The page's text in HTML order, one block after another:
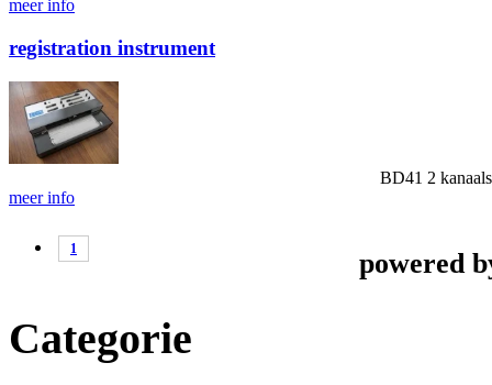
meer info
registration instrument
BD41 2
meer info
1 powered
Categorie